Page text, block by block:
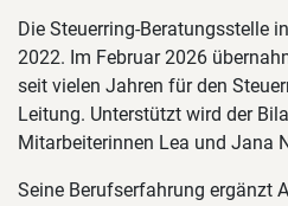
Die Steuerring-Beratungsstelle
2022. Im Februar 2026
seit vielen Jahren für den
Leitung. Unterstützt wird der
Mitarbeiterinnen Lea und Jana
Seine Berufserfahrung ergänzt